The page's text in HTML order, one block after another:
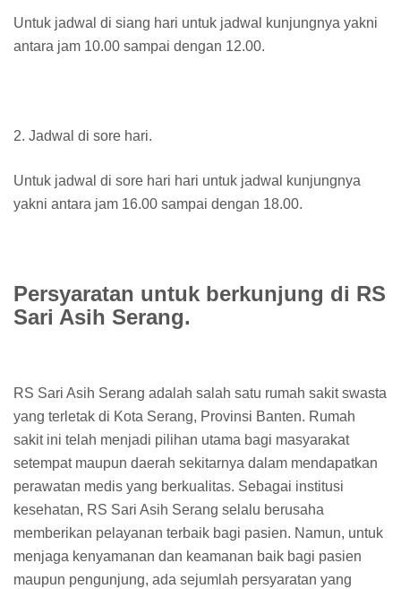
Untuk jadwal di siang hari untuk jadwal kunjungnya yakni
antara jam 10.00 sampai dengan 12.00.
2. Jadwal di sore hari.
Untuk jadwal di sore hari hari untuk jadwal kunjungnya
yakni antara jam 16.00 sampai dengan 18.00.
Persyaratan untuk berkunjung di RS
Sari Asih Serang.
RS Sari Asih Serang adalah salah satu rumah sakit swasta
yang terletak di Kota Serang, Provinsi Banten. Rumah
sakit ini telah menjadi pilihan utama bagi masyarakat
setempat maupun daerah sekitarnya dalam mendapatkan
perawatan medis yang berkualitas. Sebagai institusi
kesehatan, RS Sari Asih Serang selalu berusaha
memberikan pelayanan terbaik bagi pasien. Namun, untuk
menjaga kenyamanan dan keamanan baik bagi pasien
maupun pengunjung, ada sejumlah persyaratan yang